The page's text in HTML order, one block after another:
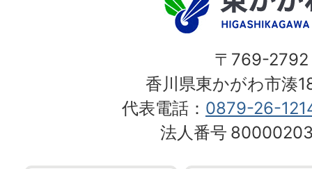
〒769-2792
香川県東かがわ市湊
代表電話： 0879-26-
法人番号